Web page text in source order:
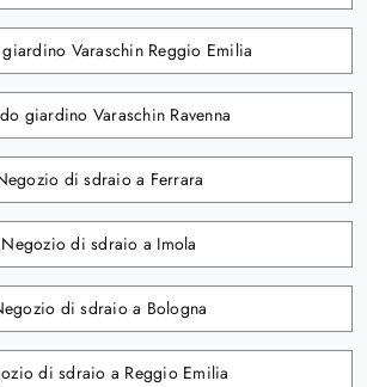
Varaschin Reggio Emilia
giardino Varaschin Ravenna
di sdraio a Ferrara
Negozio di sdraio a Imola
di sdraio a Bologna
di sdraio a Reggio Emilia